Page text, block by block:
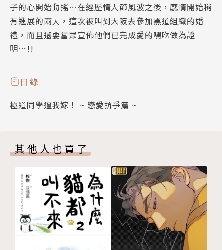
子的心開始動搖…在經歷情人節風波之後，感情開始稍
有進展的兩人，這次被叫到大阪去參加黑道組織的婚
禮，而且還要當眾宣佈他們已完成愛的嘿咻做為證
明…!!
目錄
極道同學逼我嫁！ ~ 戀愛抗爭篇 ~
其他人也買了